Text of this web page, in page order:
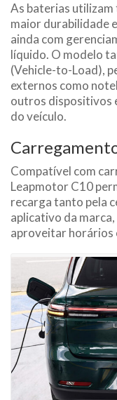
As baterias utilizam
maior durabilidade
ainda com
líquido. O modelo
(Vehicle-to-Load),
externos como
outros dispositivos
do veículo.
Compatível com
Leapmotor C10
recarga tanto pela
aplicativo da
aproveitar horários